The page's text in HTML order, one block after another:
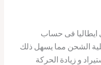
فى حساب
الشحن مما يسهل ذلك
و زيادة الحركة